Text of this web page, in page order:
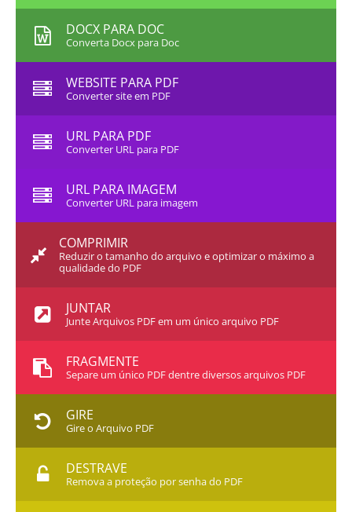
DOCX PARA DOC
Converta Docx para Doc
WEBSITE PARA PDF
Converter site em PDF
URL PARA PDF
Converter URL para PDF
URL PARA IMAGEM
Converter URL para imagem
COMPRIMIR
Reduzir o tamanho do arquivo e optimizar o máximo a
qualidade do PDF
JUNTAR
Junte Arquivos PDF em um único arquivo PDF
FRAGMENTE
Separe um único PDF dentre diversos arquivos PDF
GIRE
Gire o Arquivo PDF
DESTRAVE
Remova a proteção por senha do PDF